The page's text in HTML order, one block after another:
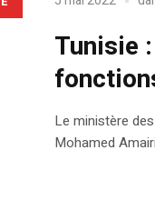
Tunisie
Le ministère
Mohamed